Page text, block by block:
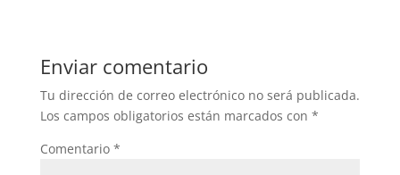
Enviar comentario
Tu dirección de correo electrónico no será publicada.
Los campos obligatorios están marcados con *
Comentario *